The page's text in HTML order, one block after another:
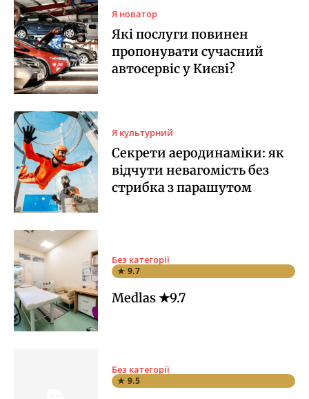
Я новатор
Які послуги повинен
пропонувати сучасний
автосервіс у Києві?
Я культурний
Секрети аеродинаміки: як
відчути невагомість без
стрибка з парашутом
Без категорії
★ 9.7
Medlas ★9.7
Без категорії
★ 9.5